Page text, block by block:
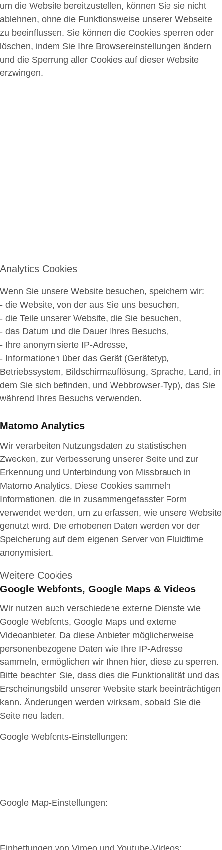
um die Website bereitzustellen, können Sie sie nicht
ablehnen, ohne die Funktionsweise unserer Webseite
zu beeinflussen. Sie können die Cookies sperren oder
löschen, indem Sie Ihre Browsereinstellungen ändern
und die Sperrung aller Cookies auf dieser Website
erzwingen.
Analytics Cookies
Wenn Sie unsere Website besuchen, speichern wir:
- die Website, von der aus Sie uns besuchen,
- die Teile unserer Website, die Sie besuchen,
- das Datum und die Dauer Ihres Besuchs,
- Ihre anonymisierte IP-Adresse,
- Informationen über das Gerät (Gerätetyp,
Betriebssystem, Bildschirmauflösung, Sprache, Land, in
dem Sie sich befinden, und Webbrowser-Typ), das Sie
während Ihres Besuchs verwenden.
Matomo Analytics
Wir verarbeiten Nutzungsdaten zu statistischen
Zwecken, zur Verbesserung unserer Seite und zur
Erkennung und Unterbindung von Missbrauch in
Matomo Analytics. Diese Cookies sammeln
Informationen, die in zusammengefasster Form
verwendet werden, um zu erfassen, wie unsere Website
genutzt wird. Die erhobenen Daten werden vor der
Speicherung auf dem eigenen Server von Fluidtime
anonymisiert.
Weitere Cookies
Google Webfonts, Google Maps & Videos
Wir nutzen auch verschiedene externe Dienste wie
Google Webfonts, Google Maps und externe
Videoanbieter. Da diese Anbieter möglicherweise
personenbezogene Daten wie Ihre IP-Adresse
sammeln, ermöglichen wir Ihnen hier, diese zu sperren.
Bitte beachten Sie, dass dies die Funktionalität und das
Erscheinungsbild unserer Website stark beeinträchtigen
kann. Änderungen werden wirksam, sobald Sie die
Seite neu laden.
Google Webfonts-Einstellungen:
Google Map-Einstellungen:
Einbettungen von Vimeo und Youtube-Videos: